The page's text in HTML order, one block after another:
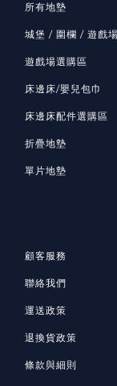
所有地墊
城堡 / 圍欄 / 遊戲場
遊戲場選購區
床邊床/嬰兒包巾
床邊床配件選購區
折疊地墊
單片地墊
顧客服務
聯絡我們
運送政策
退換貨政策
條款與細則